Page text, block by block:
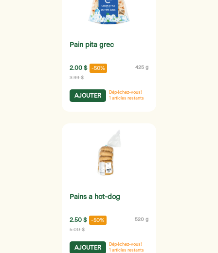
Pain pita grec
2.00 $ -50% 425 g
3.99 $
AJOUTER
Dépêchez-vous!
1 articles restants
Pains a hot-dog
2.50 $ -50% 520 g
5.00 $
AJOUTER
Dépêchez-vous!
1 articles restants